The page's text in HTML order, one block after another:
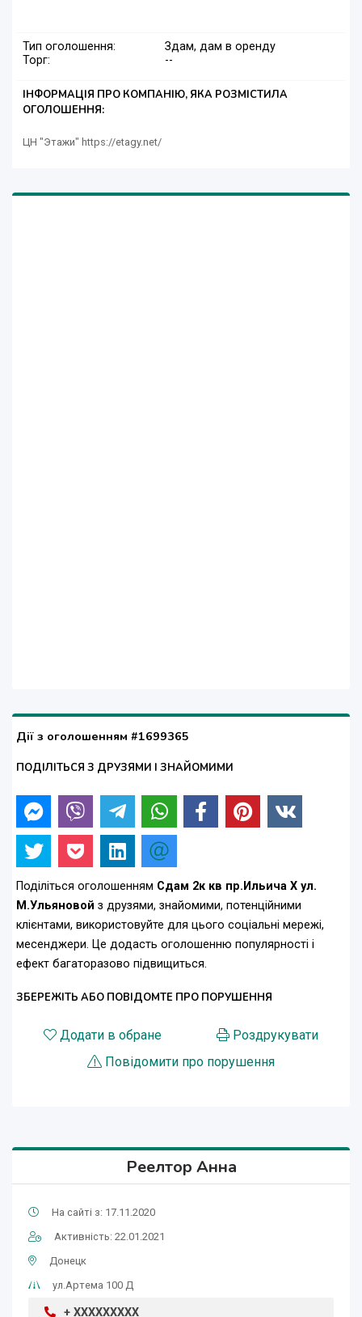
Тип оголошення:
Здам, дам в оренду
Торг:
--
ІНФОРМАЦІЯ ПРО КОМПАНІЮ, ЯКА РОЗМІСТИЛА
ОГОЛОШЕННЯ:
ЦН "Этажи" https://etagy.net/
Дії з оголошенням #1699365
ПОДІЛІТЬСЯ З ДРУЗЯМИ І ЗНАЙОМИМИ
Поділіться оголошенням Сдам 2к кв пр.Ильича Х ул.
М.Ульяновой з друзями, знайомими, потенційними
клієнтами, використовуйте для цього соціальні мережі,
месенджери. Це додасть оголошенню популярності і
ефект багаторазово підвищиться.
ЗБЕРЕЖІТЬ АБО ПОВІДОМТЕ ПРО ПОРУШЕННЯ
Додати в обране
Роздрукувати
Повідомити про порушення
Реелтор Анна
На сайті з: 17.11.2020
Активність: 22.01.2021
Донецк
ул.Артема 100 Д
+ XXXXXXXXX